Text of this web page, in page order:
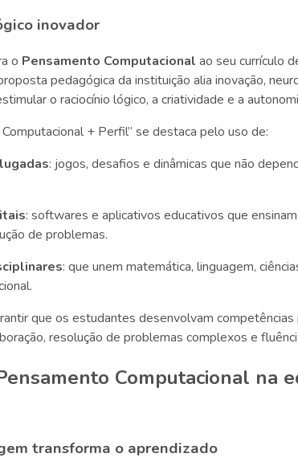
inovador
o Pensamento Computacional ao seu currículo
pedagógica da instituição alia inovação,
o raciocínio lógico, a criatividade e a
+ Perfil” se destaca pelo uso de:
: jogos, desafios e dinâmicas que não
: softwares e aplicativos educativos que
de problemas.
: que unem matemática, linguagem,
que os estudantes desenvolvam competências
resolução de problemas complexos e
Computacional na
transforma o aprendizado